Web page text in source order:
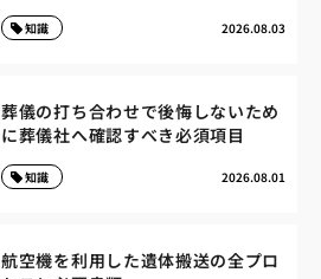
2026.08.03
知識
葬儀の打ち合わせで後悔しないため
に葬儀社へ確認すべき必須項目
2026.08.01
知識
航空機を利用した遺体搬送の全プロ